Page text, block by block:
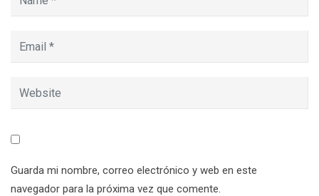
Guarda mi nombre, correo electrónico y web en este
navegador para la próxima vez que comente.